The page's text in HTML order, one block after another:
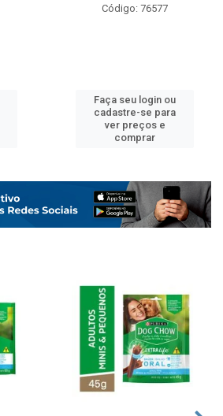
Código: 76577
Faça seu login ou
cadastre-se para
ver preços e
comprar